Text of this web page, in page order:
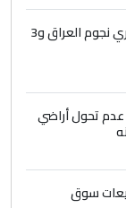
لجنة التراخيص : 17 ناديا في دوري نجوم العراق و3
تحول أراضي
سوق